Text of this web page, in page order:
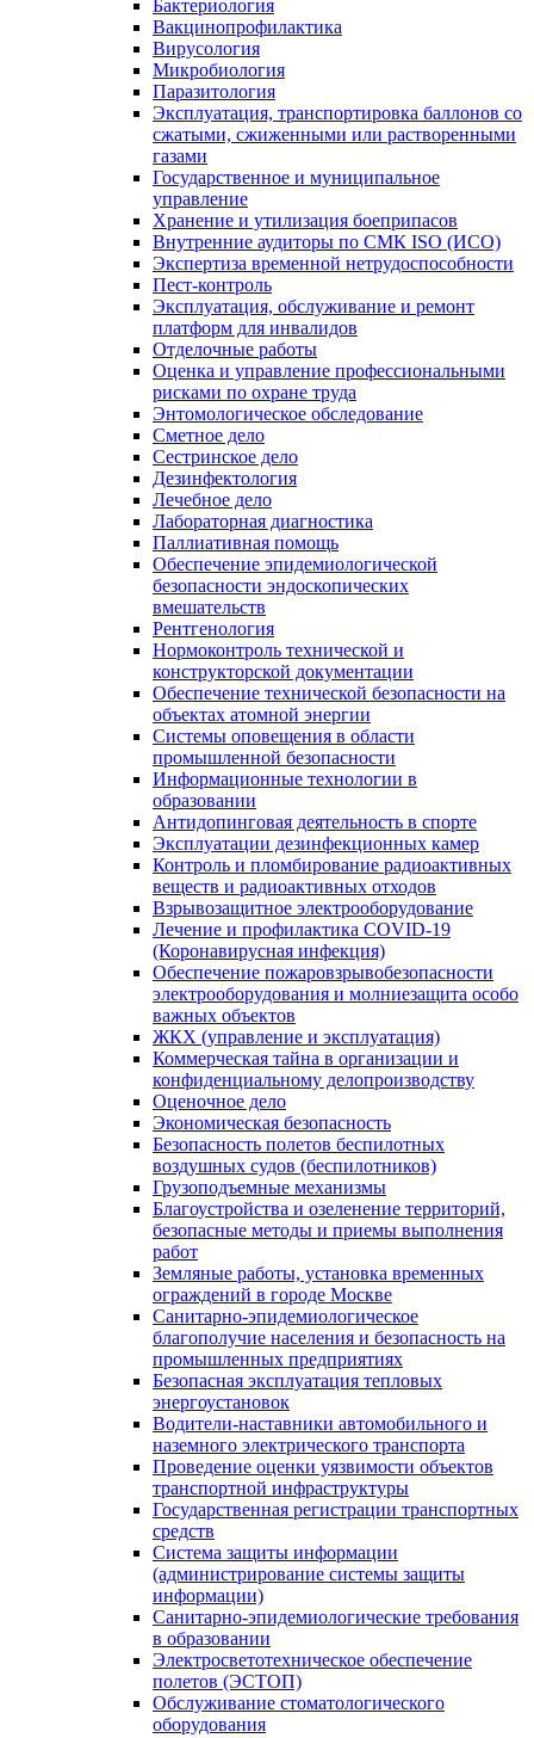
Бактериология
Вакцинопрофилактика
Вирусология
Микробиология
Паразитология
Эксплуатация, транспортировка баллонов со
сжатыми, сжиженными или растворенными
газами
Государственное и муниципальное
управление
Хранение и утилизация боеприпасов
Внутренние аудиторы по СМК ISO (ИСО)
Экспертиза временной нетрудоспособности
Пест-контроль
Эксплуатация, обслуживание и ремонт
платформ для инвалидов
Отделочные работы
Оценка и управление профессиональными
рисками по охране труда
Энтомологическое обследование
Сметное дело
Сестринское дело
Дезинфектология
Лечебное дело
Лабораторная диагностика
Паллиативная помощь
Обеспечение эпидемиологической
безопасности эндоскопических
вмешательств
Рентгенология
Нормоконтроль технической и
конструкторской документации
Обеспечение технической безопасности на
объектах атомной энергии
Системы оповещения в области
промышленной безопасности
Информационные технологии в
образовании
Антидопинговая деятельность в спорте
Эксплуатации дезинфекционных камер
Контроль и пломбирование радиоактивных
веществ и радиоактивных отходов
Взрывозащитное электрооборудование
Лечение и профилактика COVID-19
(Коронавирусная инфекция)
Обеспечение пожаровзрывобезопасности
электрооборудования и молниезащита особо
важных объектов
ЖКХ (управление и эксплуатация)
Коммерческая тайна в организации и
конфиденциальному делопроизводству
Оценочное дело
Экономическая безопасность
Безопасность полетов беспилотных
воздушных судов (беспилотников)
Грузоподъемные механизмы
Благоустройства и озеленение территорий,
безопасные методы и приемы выполнения
работ
Земляные работы, установка временных
ограждений в городе Москве
Санитарно-эпидемиологическое
благополучие населения и безопасность на
промышленных предприятиях
Безопасная эксплуатация тепловых
энергоустановок
Водители-наставники автомобильного и
наземного электрического транспорта
Проведение оценки уязвимости объектов
транспортной инфраструктуры
Государственная регистрации транспортных
средств
Система защиты информации
(администрирование системы защиты
информации)
Санитарно-эпидемиологические требования
в образовании
Электросветотехническое обеспечение
полетов (ЭСТОП)
Обслуживание стоматологического
оборудования